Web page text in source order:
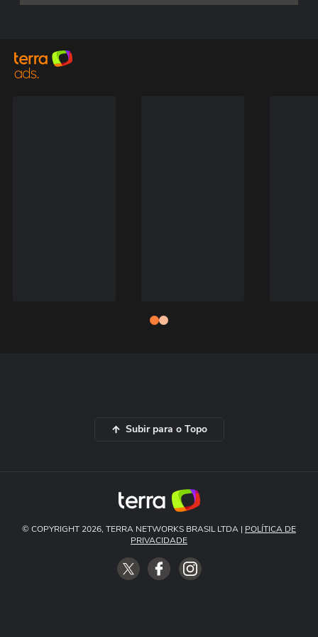
Subir para o Topo
© COPYRIGHT 2026, TERRA NETWORKS BRASIL LTDA | POLÍTICA DE
PRIVACIDADE